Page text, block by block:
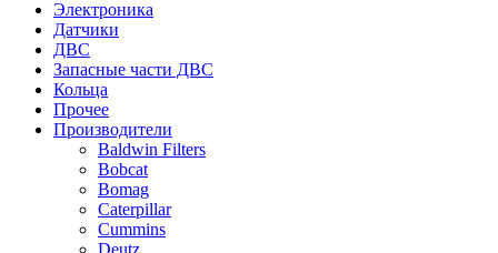
Электроника
Датчики
ДВС
Запасные части ДВС
Кольца
Прочее
Производители
Baldwin Filters
Bobcat
Bomag
Caterpillar
Cummins
Deutz